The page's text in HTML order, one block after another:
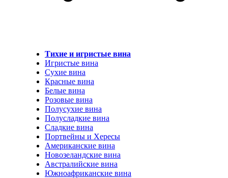
Тихие и игристые вина
Игристые вина
Сухие вина
Красные вина
Белые вина
Розовые вина
Полусухие вина
Полусладкие вина
Сладкие вина
Портвейны и Хересы
Американские вина
Новозеландские вина
Австралийские вина
Южноафриканские вина